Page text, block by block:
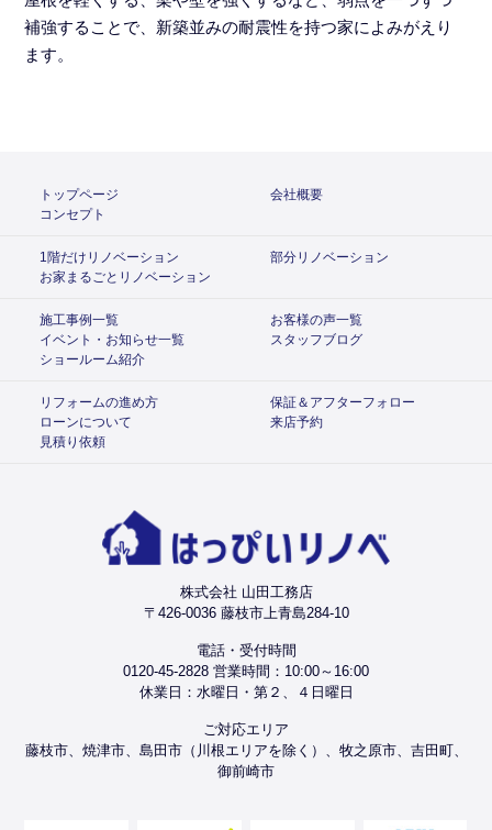
補強することで、新築並みの耐震性を持つ家によみがえり
ます。
トップページ
会社概要
コンセプト
1階だけリノベーション
部分リノベーション
お家まるごとリノベーション
施工事例一覧
お客様の声一覧
イベント・お知らせ一覧
スタッフブログ
ショールーム紹介
リフォームの進め方
保証＆アフターフォロー
ローンについて
来店予約
見積り依頼
株式会社 山田工務店
〒426-0036 藤枝市上青島284-10
電話・受付時間
0120-45-2828 営業時間：10:00～16:00
休業日：水曜日・第２、４日曜日
ご対応エリア
藤枝市、焼津市、島田市（川根エリアを除く）、牧之原市、吉田町、
御前崎市